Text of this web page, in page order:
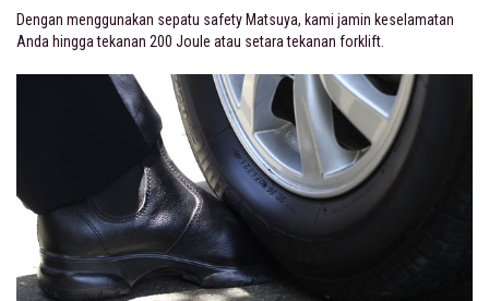
Dengan menggunakan sepatu safety Matsuya, kami jamin keselamatan
Anda hingga tekanan 200 Joule atau setara tekanan forklift.